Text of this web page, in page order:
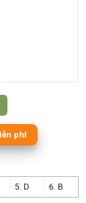
phí
5. D 6. B